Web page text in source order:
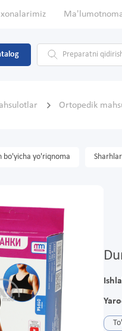
Ortopedik
bo'yicha yo'riqnoma Sharhlar